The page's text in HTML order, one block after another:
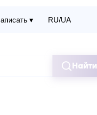
▾ RU/UA
Найти